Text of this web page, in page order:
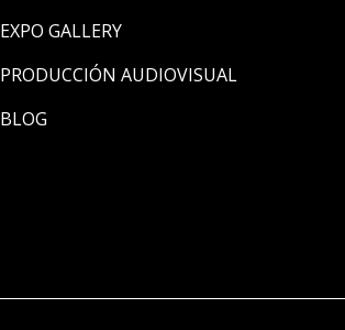
EXPO GALLERY
PRODUCCIÓN AUDIOVISUAL
BLOG